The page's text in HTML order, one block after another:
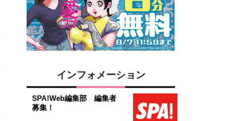
インフォメーション
SPA!Web編集部 編集者
募集！